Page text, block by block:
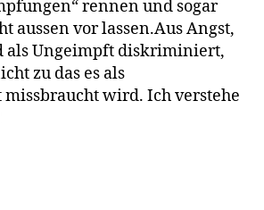
rennen und sogar
aussen vor lassen.Aus Angst,
Ungeimpft diskriminiert,
zu das es als
wird. Ich verstehe